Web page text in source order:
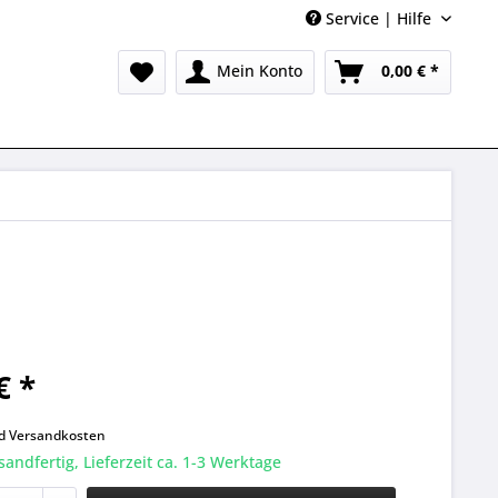
Service | Hilfe
Mein Konto 0,00 € *
*
Versandkosten
Lieferzeit ca. 1-3 Werktage